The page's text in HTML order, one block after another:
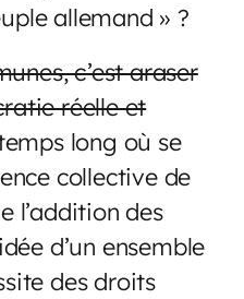
allemand » ?
c’est araser
réelle et
long où se
collective de
l’addition des
d’un ensemble
des droits